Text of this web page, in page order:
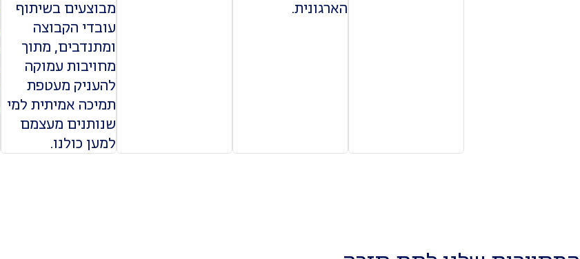
הארגונית.
מבוצעים בשיתוף
עובדי הקבוצה
ומתנדבים, מתוך
מחויבות עמוקה
להעניק מעטפת
תמיכה אמיתית למי
שנותנים מעצמם
למען כולנו.